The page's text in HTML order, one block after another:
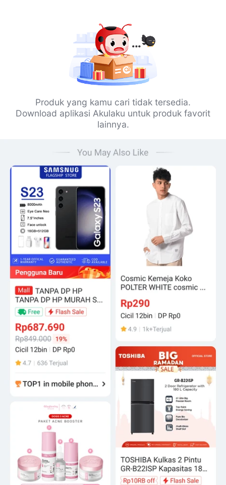
Produk yang kamu cari tidak tersedia.
Download aplikasi Akulaku untuk produk favorit
lainnya.